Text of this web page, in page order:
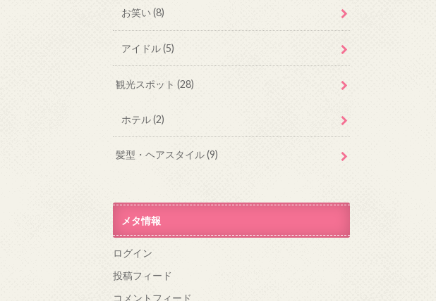
お笑い (8)
アイドル(5)
観光スポット(28)
ホテル(2)
髪型・ヘアスタイル(9)
メタ情報
ログイン
投稿フィード
コメントフィード